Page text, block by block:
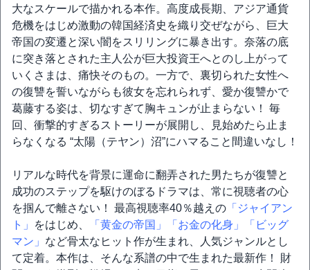
大なスケールで描かれる本作。高度成長期、アジア通貨
危機をはじめ激動の韓国経済史を織り交ぜながら、巨大
帝国の変遷と深い闇をスリリングに暴き出す。奈落の底
に突き落とされた主人公が巨大投資王へとのし上がって
いくさまは、痛快そのもの。一方で、裏切られた女性へ
の復讐を誓いながらも彼女を忘れられず、愛か復讐かで
葛藤する姿は、切なすぎて胸キュンが止まらない！ 毎
回、衝撃的すぎるストーリーが展開し、見始めたら止ま
らなくなる “太陽（テヤン）沼”にハマること間違いなし！
リアルな時代を背景に運命に翻弄された男たちが復讐と
成功のステップを駆けのぼるドラマは、常に視聴者の心
を掴んで離さない！ 最高視聴率40％越えの 「ジャイアン
ト」
をはじめ、 「黄金の帝国」 「お金の化身」
「ビッグ
マン」 など骨太なヒット作が生まれ、人気ジャンルとし
て定着。本作は、そんな系譜の中で生まれた最新作！ 財